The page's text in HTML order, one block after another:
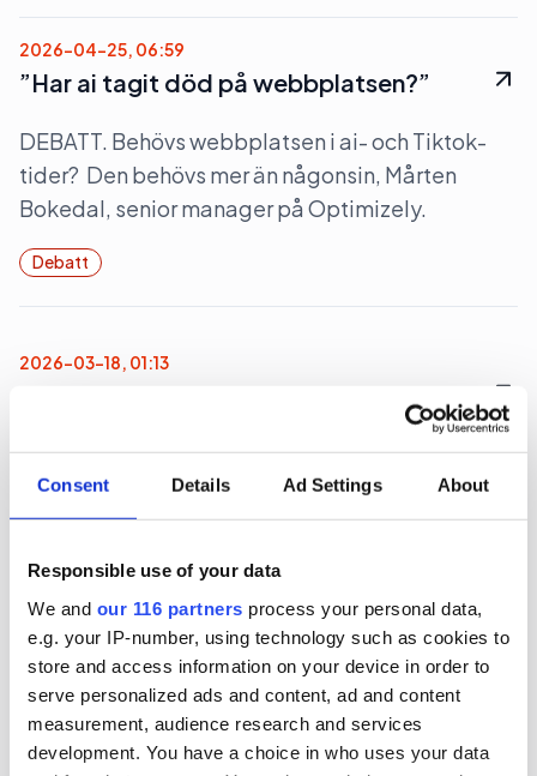
Consent Details Ad Settings About
Responsible use of your data
We and our 116 partners process your personal data,
e.g. your IP-number, using technology such as cookies to
store and access information on your device in order to
serve personalized ads and content, ad and content
measurement, audience research and services
development. You have a choice in who uses your data
2026-04-25, 06:59
”Har ai tagit död på webbplatsen?”
DEBATT. Behövs webbplatsen i ai- och Tiktok-
tider? Den behövs mer än någonsin, Mårten
Bokedal, senior manager på Optimizely.
Debatt
2026-03-18, 01:13
Pr-konsulten Madeleine Fransson Stöök undrar
varför så få reagerar på de stora förändringar
Meta inför nu i ett ”desperat försök till
Debatt
2026-03-09, 22:55
”Europa investerar i lunchförmåner –